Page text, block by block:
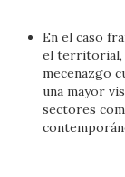
En el caso
el territorial,
mecenazgo
una mayor
sectores